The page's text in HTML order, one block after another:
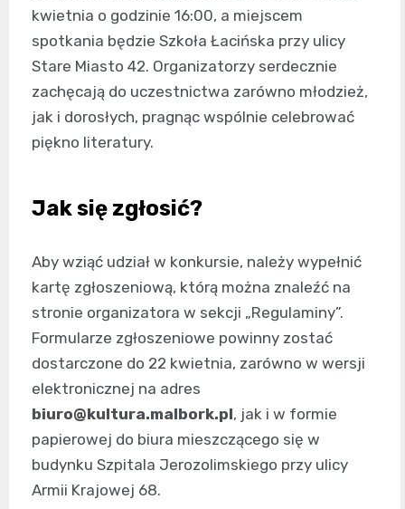
kwietnia o godzinie 16:00, a miejscem
spotkania będzie Szkoła Łacińska przy ulicy
Stare Miasto 42. Organizatorzy serdecznie
zachęcają do uczestnictwa zarówno młodzież,
jak i dorosłych, pragnąc wspólnie celebrować
piękno literatury.
Jak się zgłosić?
Aby wziąć udział w konkursie, należy wypełnić
kartę zgłoszeniową, którą można znaleźć na
stronie organizatora w sekcji „Regulaminy”.
Formularze zgłoszeniowe powinny zostać
dostarczone do 22 kwietnia, zarówno w wersji
elektronicznej na adres
biuro@kultura.malbork.pl, jak i w formie
papierowej do biura mieszczącego się w
budynku Szpitala Jerozolimskiego przy ulicy
Armii Krajowej 68.